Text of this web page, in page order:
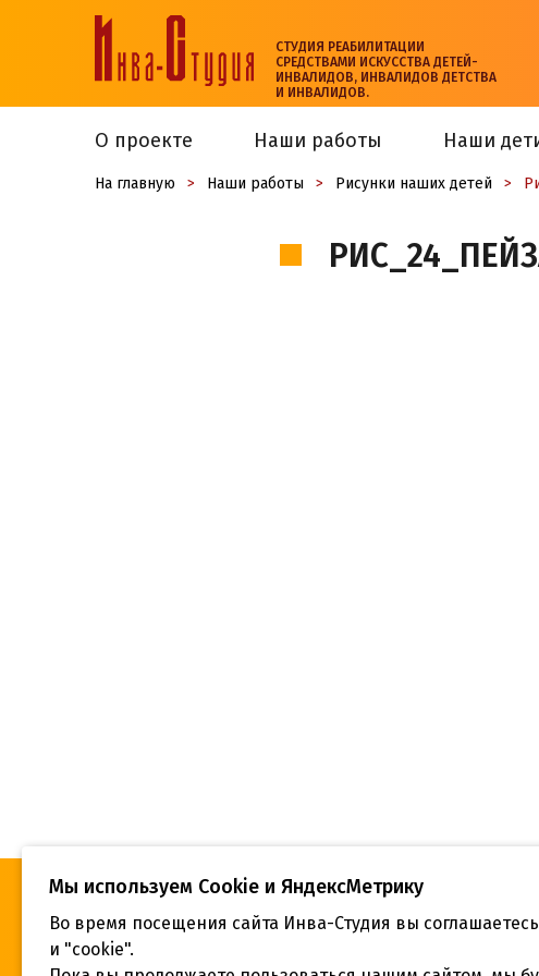
СТУДИЯ РЕАБИЛИТАЦИИ
СРЕДСТВАМИ ИСКУССТВА ДЕТЕЙ-
ИНВАЛИДОВ, ИНВАЛИДОВ ДЕТСТВА
И ИНВАЛИДОВ.
О проекте
Наши работы Наши
На главную > Наши работы > Рисунки наших детей >
«Инва-Студия. Академия. Центр
социальной реабилитации», © 2026 г.
Адрес:
Мы используем Сookie и ЯндексМетрику
Во время посещения сайта Инва-Студия вы
и "cookie".